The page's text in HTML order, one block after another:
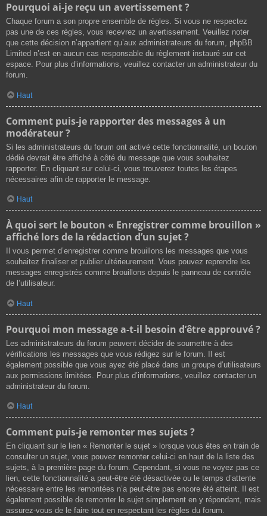
Pourquoi ai-je reçu un avertissement ?
Chaque forum a son propre ensemble de règles. Si vous ne respectez
pas une de ces règles, vous recevrez un avertissement. Veuillez noter
que cette décision n’appartient qu’aux administrateurs du forum, phpBB
Limited n’est en aucun cas responsable du règlement instauré sur cet
espace. Pour plus d’informations, veuillez contacter un administrateur du
forum.
Haut
Comment puis-je rapporter des messages à un
modérateur ?
Si les administrateurs du forum ont activé cette fonctionnalité, un bouton
dédié devrait être affiché à côté du message que vous souhaitez
rapporter. En cliquant sur celui-ci, vous trouverez toutes les étapes
nécessaires afin de rapporter le message.
Haut
À quoi sert le bouton « Enregistrer comme brouillon »
affiché lors de la rédaction d’un sujet ?
Il vous permet d’enregistrer comme brouillons les messages que vous
souhaitez finaliser et publier ultérieurement. Vous pouvez reprendre les
messages enregistrés comme brouillons depuis le panneau de contrôle
de l’utilisateur.
Haut
Pourquoi mon message a-t-il besoin d’être approuvé ?
Les administrateurs du forum peuvent décider de soumettre à des
vérifications les messages que vous rédigez sur le forum. Il est
également possible que vous ayez été placé dans un groupe d’utilisateurs
aux permissions limitées. Pour plus d’informations, veuillez contacter un
administrateur du forum.
Haut
Comment puis-je remonter mes sujets ?
En cliquant sur le lien « Remonter le sujet » lorsque vous êtes en train de
consulter un sujet, vous pouvez remonter celui-ci en haut de la liste des
sujets, à la première page du forum. Cependant, si vous ne voyez pas ce
lien, cette fonctionnalité a peut-être été désactivée ou le temps d’attente
nécessaire entre les remontées n’a peut-être pas encore été atteint. Il est
également possible de remonter le sujet simplement en y répondant, mais
assurez-vous de le faire tout en respectant les règles du forum.